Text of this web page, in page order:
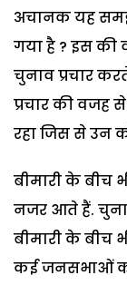
अचानक यह
गया है ? इस की
चुनाव प्रचार
प्रचार की वजह
रहा जिस से उन
बीमारी के बीच
नजर आते हैं.
बीमारी के बीच
कई जनसभाओं